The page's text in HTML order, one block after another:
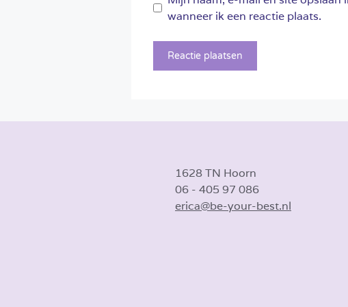
wanneer ik een reactie plaats.
1628 TN Hoorn
06 - 405 97 086
erica@be-your-best.nl